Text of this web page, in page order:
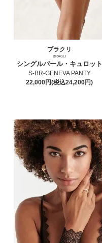
ブラクリ
BRACLI
シングルパール・キュロット
S-BR-GENEVA PANTY
22,000円(税込24,200円)